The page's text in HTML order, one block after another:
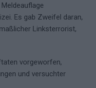
Es gab Zweifel daran,
Linksterrorist,
vorgeworfen,
und versuchter